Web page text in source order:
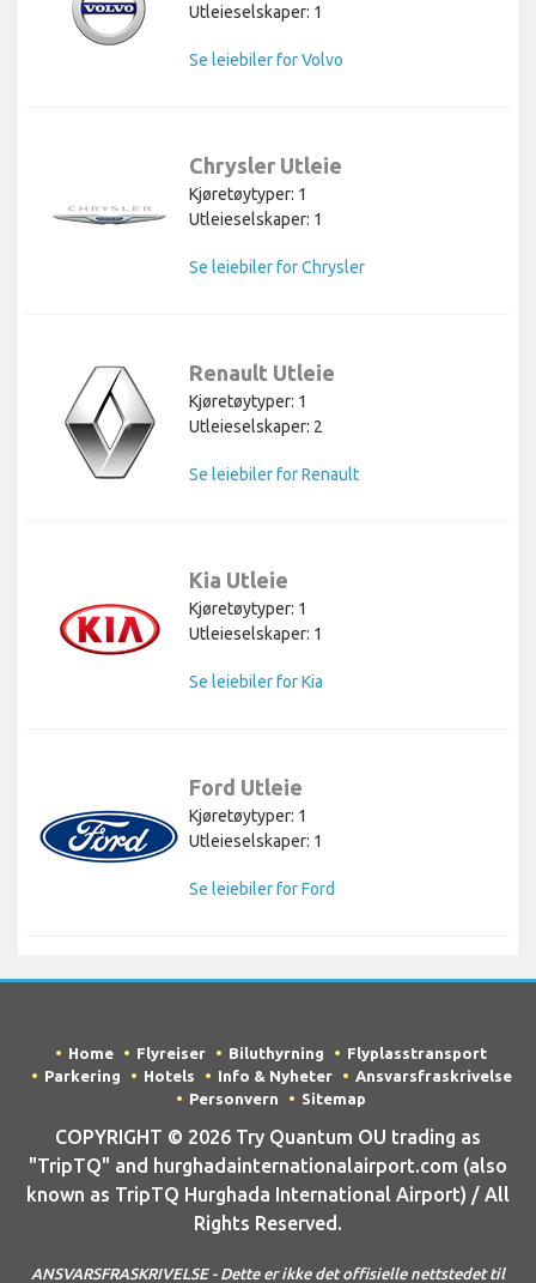
Utleieselskaper: 1
Se leiebiler for Volvo
Chrysler Utleie
Kjøretøytyper: 1
Utleieselskaper: 1
Se leiebiler for Chrysler
Renault Utleie
Kjøretøytyper: 1
Utleieselskaper: 2
Se leiebiler for Renault
Kia Utleie
Kjøretøytyper: 1
Utleieselskaper: 1
Se leiebiler for Kia
Ford Utleie
Kjøretøytyper: 1
Utleieselskaper: 1
Se leiebiler for Ford
Home Flyreiser Biluthyrning
Flyplasstransport
Parkering
Hotels Info & Nyheter
Ansvarsfraskrivelse
Personvern
Sitemap
COPYRIGHT © 2026 Try Quantum OU trading as
"TripTQ" and hurghadainternationalairport.com (also
known as TripTQ Hurghada International Airport) / All
Rights Reserved.
ANSVARSFRASKRIVELSE - Dette er ikke det offisielle nettstedet til